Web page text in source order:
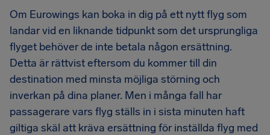
Om Eurowings kan boka in dig på ett nytt flyg som
landar vid en liknande tidpunkt som det ursprungliga
flyget behöver de inte betala någon ersättning.
Detta är rättvist eftersom du kommer till din
destination med minsta möjliga störning och
inverkan på dina planer. Men i många fall har
passagerare vars flyg ställs in i sista minuten haft
giltiga skäl att kräva ersättning för inställda flyg med